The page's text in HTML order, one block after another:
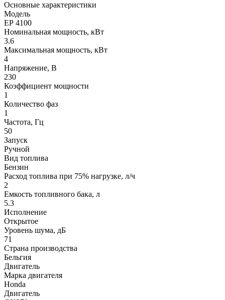
Основные характеристики
Модель
ЕР 4100
Номинальная мощность, кВт
3.6
Максимальная мощность, кВт
4
Напряжение, В
230
Коэффициент мощности
1
Количество фаз
1
Частота, Гц
50
Запуск
Ручной
Вид топлива
Бензин
Расход топлива при 75% нагрузке, л/ч
2
Емкость топливного бака, л
5.3
Исполнение
Открытое
Уровень шума, дБ
71
Страна производства
Бельгия
Двигатель
Марка двигателя
Honda
Двигатель